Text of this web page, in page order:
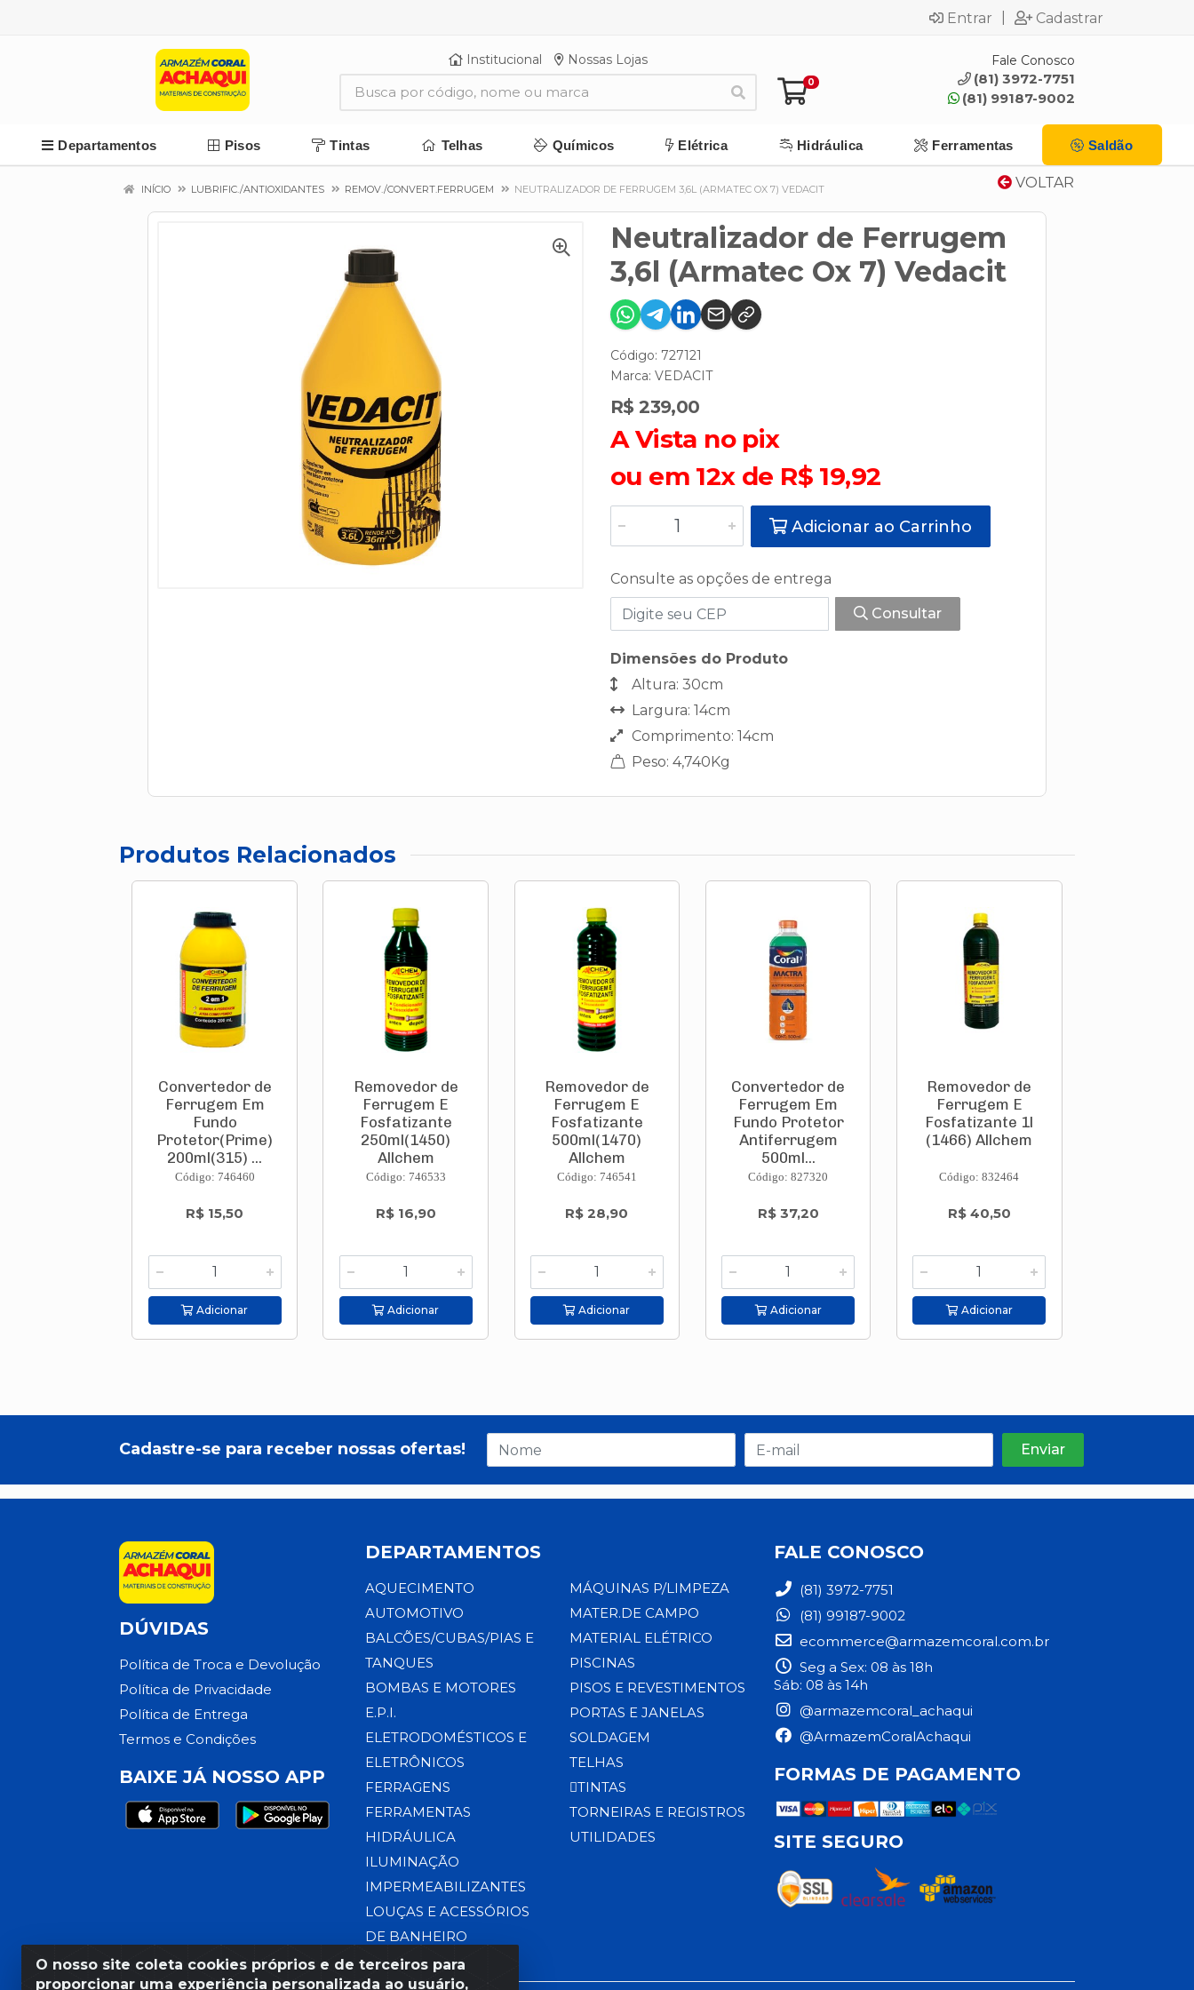
Entrar Cadastrar
Institucional Nossas Lojas
0
Fale Conosco
(81) 3972-7751
(81) 99187-9002
Departamentos Pisos Tintas Telhas Químicos Elétrica Hidráulica Ferramentas Saldão
VOLTAR
INÍCIO LUBRIFIC./ANTIOXIDANTES REMOV./CONVERT.FERRUGEM NEUTRALIZADOR DE FERRUGEM 3,6L (ARMATEC OX 7) VEDACIT
Neutralizador de Ferrugem
3,6l (Armatec Ox 7) Vedacit
Código: 727121
Marca: VEDACIT
R$ 239,00
A Vista no pix
ou em 12x de R$ 19,92
Adicionar ao Carrinho
Consulte as opções de entrega
Consultar
Dimensões do Produto
Altura: 30cm
Largura: 14cm
Comprimento: 14cm
Peso: 4,740Kg
Produtos Relacionados
Convertedor de
Ferrugem Em
Fundo
Protetor(Prime)
200ml(315) ...
Código: 746460
R$ 15,50
Adicionar
Removedor de
Ferrugem E
Fosfatizante
250ml(1450)
Allchem
Código: 746533
R$ 16,90
Adicionar
Removedor de
Ferrugem E
Fosfatizante
500ml(1470)
Allchem
Código: 746541
R$ 28,90
Adicionar
Convertedor de
Ferrugem Em
Fundo Protetor
Antiferrugem
500ml...
Código: 827320
R$ 37,20
Adicionar
Removedor de
Ferrugem E
Fosfatizante 1l
(1466) Allchem
Código: 832464
R$ 40,50
Adicionar
O nosso site coleta cookies próprios e de terceiros para
proporcionar uma experiência personalizada ao usuário,
Cadastre-se para receber nossas ofertas!
DÚVIDAS
Política de Troca e Devolução
Política de Privacidade
Política de Entrega
Termos e Condições
BAIXE JÁ NOSSO APP
DEPARTAMENTOS
AQUECIMENTO
AUTOMOTIVO
BALCÕES/CUBAS/PIAS E
TANQUES
BOMBAS E MOTORES
E.P.I.
ELETRODOMÉSTICOS E
ELETRÔNICOS
FERRAGENS
FERRAMENTAS
HIDRÁULICA
ILUMINAÇÃO
IMPERMEABILIZANTES
LOUÇAS E ACESSÓRIOS
DE BANHEIRO
MÁQUINAS P/LIMPEZA
MATER.DE CAMPO
MATERIAL ELÉTRICO
PISCINAS
PISOS E REVESTIMENTOS
PORTAS E JANELAS
SOLDAGEM
TELHAS
TINTAS
TORNEIRAS E REGISTROS
UTILIDADES
FALE CONOSCO
(81) 3972-7751
(81) 99187-9002
ecommerce@armazemcoral.com.br
Seg a Sex: 08 às 18h
Sáb: 08 às 14h
@armazemcoral_achaqui
@ArmazemCoralAchaqui
FORMAS DE PAGAMENTO
SITE SEGURO